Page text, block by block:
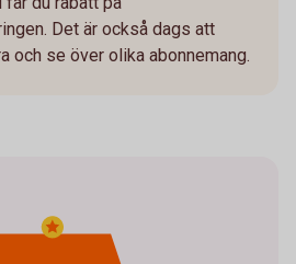
Det är också dags att
och se över olika abonnemang.